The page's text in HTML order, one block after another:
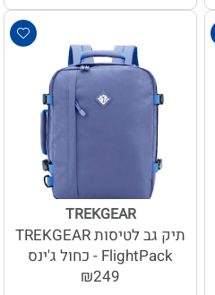
TREKGEAR
תיק גב לטיסות TREKGEAR
FlightPack - כחול ג'ינס
₪249